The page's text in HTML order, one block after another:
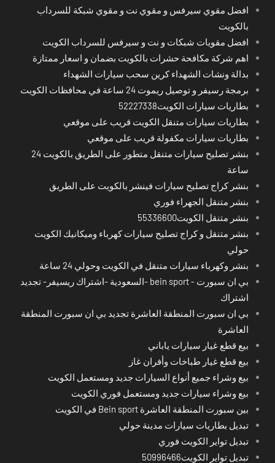
افضل مقوي سيرفس و مقوي نت و مقوي شبكة للسرداب
بالكويت
افضل مقويات شبكات و نت و سيرفس للسرداب الكويت
اهم شركة مكافحة حشرات بالكويت بضمان و اسعار ممتازة
بدالة ونشات الشهداء كرين سحب سيارات الشهداء
برمجة رسيفر و توصيل ريموت 24 ساعة في محافظات الكويت
بطاريات سيارات الكويت52227338
بطاريات سيارات متنقل الكويت قريب على موقعي
بطاريات سيارات مكفولة قريب على موقعي
بنشر تصليح سيارات متنقل متطور على الطريق بالكويت 24
ساعة
بنشر كراج تصليح سيارات فينشر بالكويت على الطريق
بنشر متنقل الجهراء فوري
بنشر متنقل الكويت55336600
بنشر متنقل و كراج تصليح سيارات كهرباء وميكانيك الكويت
حولي
بنشر وكهرباء سيارات متنقل في الكويت وحولي 24 ساعة
بي ان سبورت - bein sport -السعودية -اشتراك ريسيفر- تجديد
اشتراك
بي ان سبورت المنطقة العاشرة تجديد بي ان سبورت المنطقة
العاشرة
بيع قطع غيار سيارات ياباني
بيع قطع غيار طباخات وأفران غاز
بيع وشراء جميع أنواع السيارات جديد ومستعمل الكويت
بيع وشراء سيارات جديد ومستعمل فوري الكويت
بين سبورت المنطقة العاشرة Bein sport في الكويت
تبديل بطاريات سيارات مدينة حولي
تبديل تواير الكويت فوري
تبديل تواير الكويت50996466